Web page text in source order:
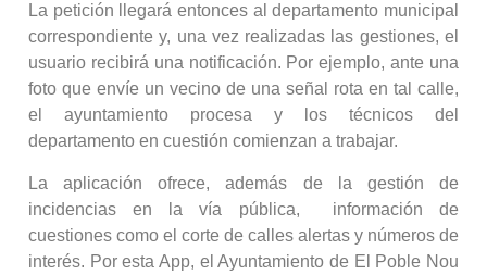
La petición llegará entonces al departamento municipal
correspondiente y, una vez realizadas las gestiones, el
usuario recibirá una notificación. Por ejemplo, ante una
foto que envíe un vecino de una señal rota en tal calle,
el ayuntamiento procesa y los técnicos del
departamento en cuestión comienzan a trabajar.
La aplicación ofrece, además de la gestión de
incidencias en la vía pública, información de
cuestiones como el corte de calles alertas y números de
interés. Por esta App, el Ayuntamiento de El Poble Nou